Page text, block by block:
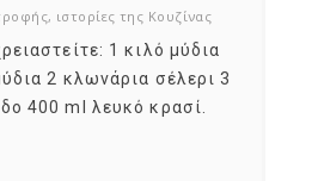
, ιστορίες της Κουζίνας
1 κιλό μύδια
2 κλωνάρια σέλερι 3
400 ml λευκό κρασί.